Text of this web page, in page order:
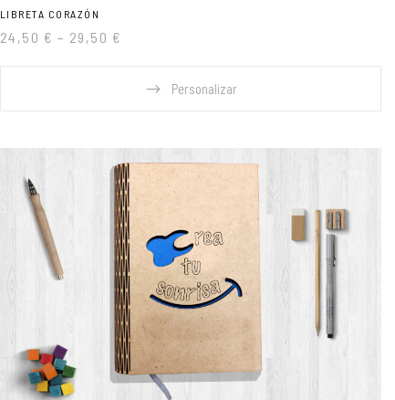
LIBRETA CORAZÓN
24,50 € – 29,50 €
Personalizar